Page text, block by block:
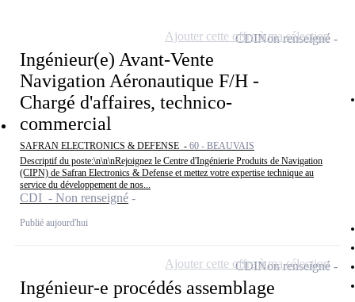
Ingénieur(e) Avant-Vente
Navigation Aéronautique F/H -
Chargé d'affaires, technico-
commercial
SAFRAN ELECTRONICS & DEFENSE - 60 - BEAUVAIS
Descriptif du poste:\n\n\nRejoignez le Centre d'Ingénierie Produits de Navigation
(CIPN) de Safran Electronics & Defense et mettez votre expertise technique au
service du développement de nos...
CDI - Non renseigné
Publié aujourd'hui
CDINon renseigné
Ajouter cette offre à ma sélection
Ingénieur-e procédés assemblage
CDINon renseigné
Ajouter cette offre à ma sélection